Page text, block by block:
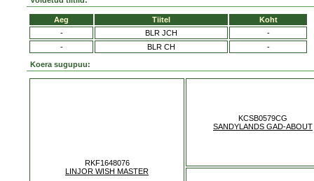
Aeg Tiitel
Koht
-
BLR JCH
-
-
BLR CH -
Koera sugupuu:
RKF1648076
LINJOR WISH MASTER
KCSB0579CG
SANDYLANDS GAD-ABOUT